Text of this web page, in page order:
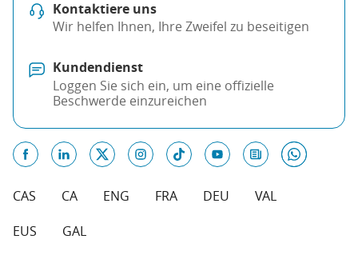
Kontaktiere uns
Wir helfen Ihnen, Ihre Zweifel zu beseitigen
Kundendienst
Loggen Sie sich ein, um eine offizielle
Beschwerde einzureichen
CAS CA ENG FRA DEU
VAL
EUS
GAL